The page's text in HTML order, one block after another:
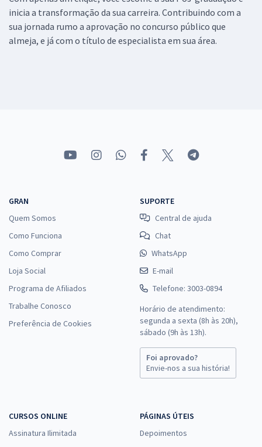
inicia a transformação da sua carreira. Contribuindo com a
sua jornada rumo a aprovação no concurso público que
almeja, e já com o título de especialista em sua área.
GRAN
Quem Somos
Como Funciona
Como Comprar
Loja Social
Programa de Afiliados
Trabalhe Conosco
Preferência de Cookies
SUPORTE
Central de ajuda
Chat
WhatsApp
E-mail
Telefone: 3003-0894
Horário de atendimento:
segunda a sexta (8h às 20h),
sábado (9h às 13h).
Foi aprovado?
Envie-nos a sua história!
CURSOS ONLINE
Assinatura Ilimitada
PÁGINAS ÚTEIS
Depoimentos